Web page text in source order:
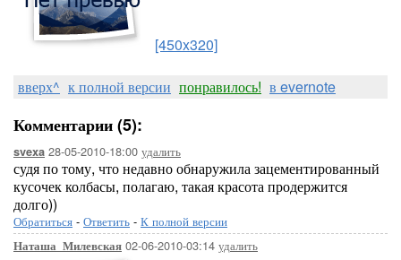
[450x320]
вверх^ к полной версии понравилось! в evernote
Комментарии (5):
svexa 28-05-2010-18:00 удалить
судя по тому, что недавно обнаружила зацементированный
кусочек колбасы, полагаю, такая красота продержится
долго))
Обратиться - Ответить - К полной версии
Наташа_Милевская 02-06-2010-03:14 удалить